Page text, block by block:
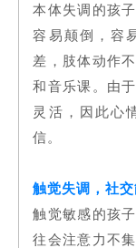
本体失调的孩
容易颠倒，容
差，肢体动作
和音乐课。由
灵活，因此心
信。
触觉失调，社
触觉敏感的孩
往会注意力不